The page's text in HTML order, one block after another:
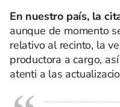
En nuestro país, la
aunque de momento
relativo al recinto, la
productora a cargo,
atenti a las